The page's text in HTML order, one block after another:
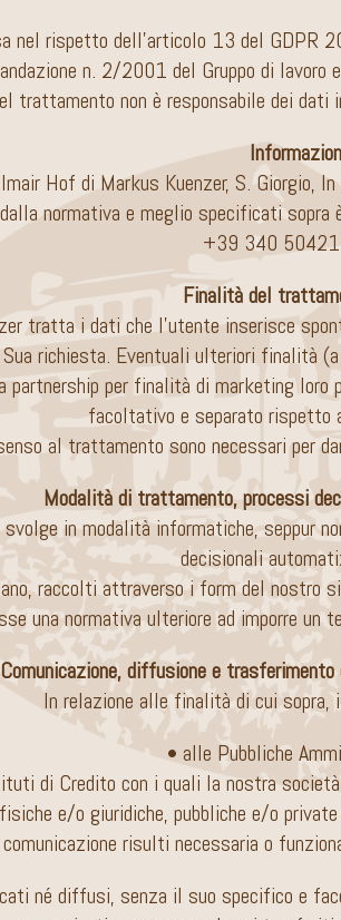
nel rispetto dell’articolo 13 del GDPR
n. 2/2001 del Gruppo di
trattamento non è responsabile dei
Hof di Markus Kuenzer, S. Giorgio,
normativa e meglio specificati
+39 340
Finalità del
tratta i dati che l’utente inserisce
Sua richiesta. Eventuali ulteriori finalità
partnership per finalità di marketing
facoltativo e separato rispetto
al trattamento sono necessari per
Modalità di trattamento, processi
in modalità informatiche, seppur
decisionali
raccolti attraverso i form del nostro
una normativa ulteriore ad imporre un
Comunicazione, diffusione e
In relazione alle finalità di cui sopra,
• alle Pubbliche
di Credito con i quali la nostra
e/o giuridiche, pubbliche e/o
comunicazione risulti necessaria o
né diffusi, senza il suo specifico e